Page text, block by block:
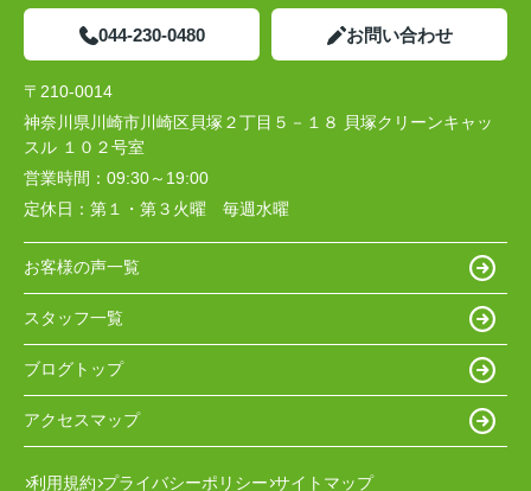
044-230-0480 お問い合わせ
〒210-0014
神奈川県川崎市川崎区貝塚２丁目５－１８ 貝塚クリーンキャッ
スル １０２号室
営業時間： 09:30～19:00
定休日： 第１・第３火曜 毎週水曜
お客様の声一覧
スタッフ一覧
ブログトップ
アクセスマップ
利用規約 プライバシーポリシー サイトマップ